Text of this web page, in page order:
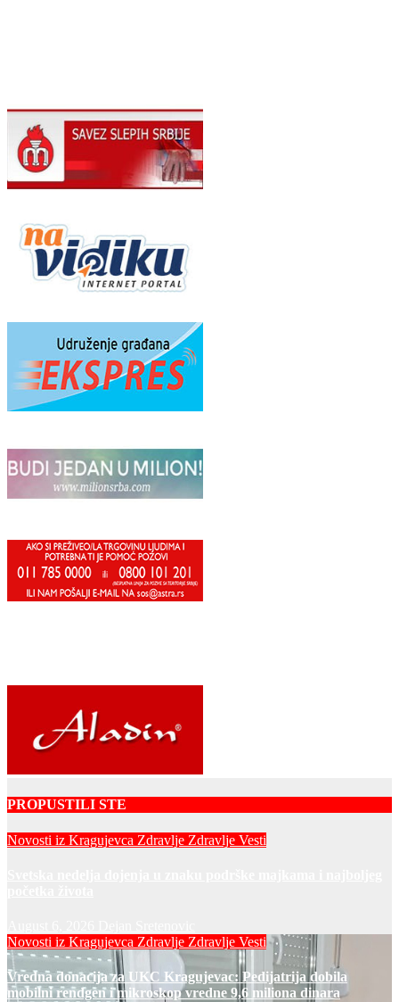
PROPUSTILI STE
Novosti iz Kragujevca Zdravlje Zdravlje Vesti
Novosti iz Kragujevca Zdravlje Zdravlje Vesti
Vredna donacija za UKC Kragujevac: Pedijatrija dobila
mobilni rendgen i mikroskop vredne 9,6 miliona dinara